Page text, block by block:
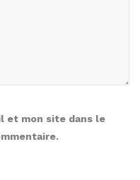
et mon site dans le